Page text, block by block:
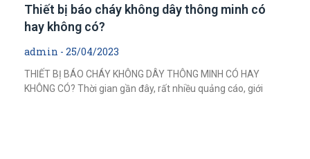
Thiết bị báo cháy không dây thông minh có
hay không có?
admin 25/04/2023
THIẾT BỊ BÁO CHÁY KHÔNG DÂY THÔNG MINH CÓ HAY
KHÔNG CÓ? Thời gian gần đây, rất nhiều quảng cáo, giới